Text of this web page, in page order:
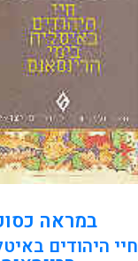
קראו עוד
במראה
חיי היהודים